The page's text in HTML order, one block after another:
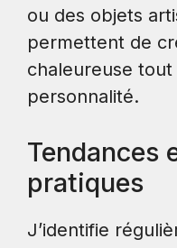
ou des objets
permettent de
chaleureuse
personnalité.
Tendances
pratiques
J’identifie